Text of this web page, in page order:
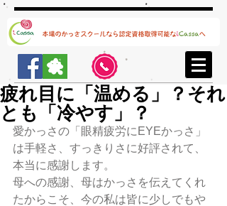
疲れ目に「温める」？それ
とも「冷やす」？
愛かっさの「眼精疲労にEYEかっさ」
は手軽さ、すっきりさに好評されて、
本当に感謝します。
母への感謝、母はかっさを伝えてくれ
たからこそ、今の私は皆に少しでもや